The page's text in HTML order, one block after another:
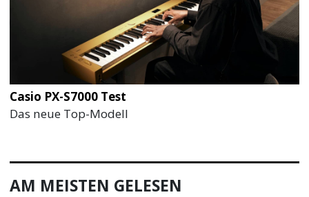
Casio PX-S7000 Test
Das neue Top-Modell
AM MEISTEN GELESEN